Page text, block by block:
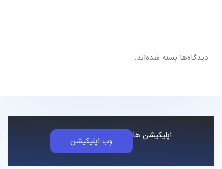
دیدگاه‌ها بسته شده‌اند.
اپلیکیشن ها وب اپلیکیشن